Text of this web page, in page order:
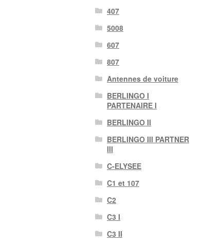
407
5008
607
807
Antennes de voiture
BERLINGO I
PARTENAIRE I
BERLINGO II
BERLINGO III PARTNER
III
C-ELYSEE
C1 et 107
C2
C3 I
C3 II